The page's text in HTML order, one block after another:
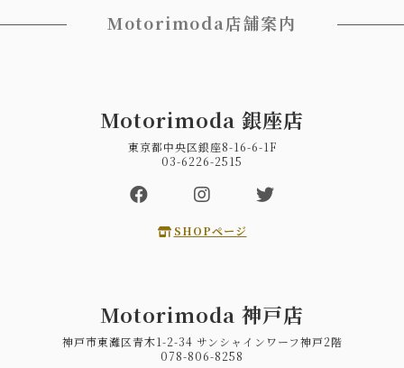
Motorimoda店舗案内
Motorimoda 銀座店
東京都中央区銀座8-16-6-1F
03-6226-2515
SHOPページ
Motorimoda 神戸店
神戸市東灘区青木1-2-34 サンシャインワーフ神戸2階
078-806-8258